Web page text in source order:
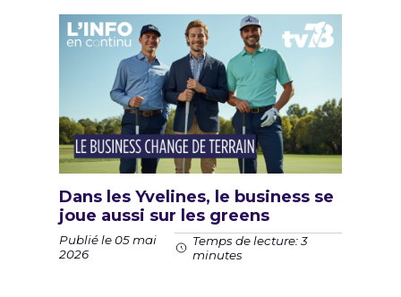
Dans les Yvelines, le business se
joue aussi sur les greens
Publié le 05 mai
2026
Temps de lecture: 3
minutes